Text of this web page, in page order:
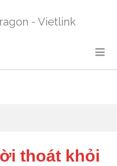
thoát khỏi